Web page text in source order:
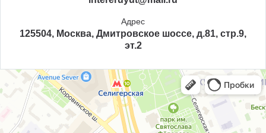
Адрес
125504, Москва, Дмитровское шоссе, д.81, стр.9,
эт.2